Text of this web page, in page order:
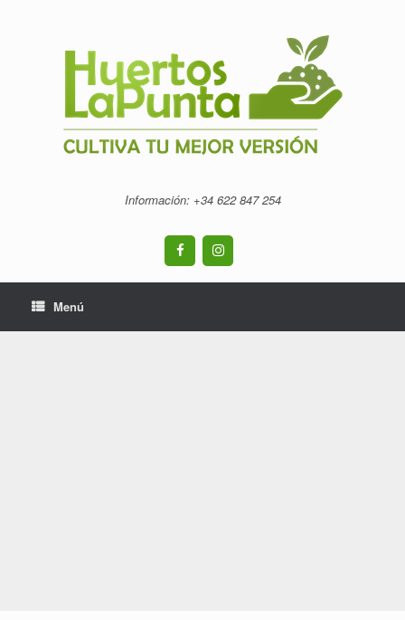
Información: +34 ‭622 847 254‬
Menú